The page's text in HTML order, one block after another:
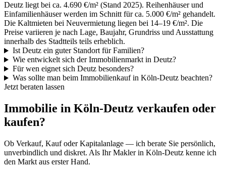
Deutz liegt bei ca. 4.690 €/m² (Stand 2025). Reihenhäuser und
Einfamilienhäuser werden im Schnitt für ca. 5.000 €/m² gehandelt.
Die Kaltmieten bei Neuvermietung liegen bei 14–19 €/m². Die
Preise variieren je nach Lage, Baujahr, Grundriss und Ausstattung
innerhalb des Stadtteils teils erheblich.
Ist Deutz ein guter Standort für Familien?
Wie entwickelt sich der Immobilienmarkt in Deutz?
Für wen eignet sich Deutz besonders?
Was sollte man beim Immobilienkauf in Köln-Deutz beachten?
Jetzt beraten lassen
Immobilie in Köln-Deutz verkaufen oder
kaufen?
Ob Verkauf, Kauf oder Kapitalanlage — ich berate Sie persönlich,
unverbindlich und diskret. Als Ihr Makler in Köln-Deutz kenne ich
den Markt aus erster Hand.